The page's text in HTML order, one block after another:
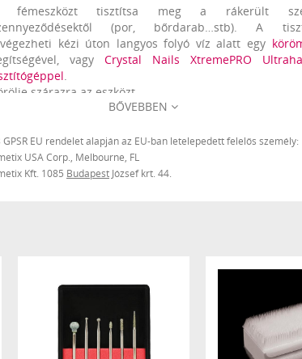
fémeszközt tisztítsa meg a rákerült
(por, bőrdarab…stb). A
kézi úton langyos folyó víz alatt egy
vagy Crystal Nails XtremePRO
.
szárazra az eszközt.
eszközt fújja le eszközfertőtlenítő szerrel, erre a
. A fertőtlenítőszer az eszköz,
felületét érje. Várjon 1 -1,5 percet, ennyi
hogy a fertőtlenítőszer kifejtse a hatását.
Csiszológépek kéziegységét soha nem
mert az a kéziegység jótállás körébe nem
okozza. A csiszológépek helyes
a géphez átadott használati útmutatóban.
BŐVEBBEN
EU rendelet alapján az EU-ban letelepedett felelős személy:
USA Corp., Melbourne, FL
Kft. 1085 Budapest József krt. 44.